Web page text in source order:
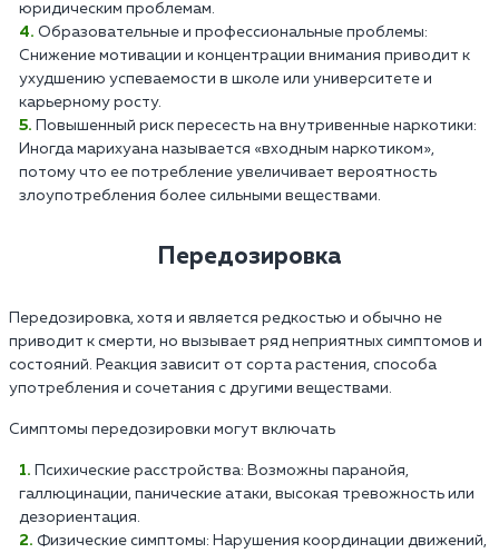
юридическим проблемам.
Образовательные и профессиональные проблемы:
Снижение мотивации и концентрации внимания приводит к
ухудшению успеваемости в школе или университете и
карьерному росту.
Повышенный риск пересесть на внутривенные наркотики:
Иногда марихуана называется «входным наркотиком»,
потому что ее потребление увеличивает вероятность
злоупотребления более сильными веществами.
Передозировка
Передозировка, хотя и является редкостью и обычно не
приводит к смерти, но вызывает ряд неприятных симптомов и
состояний. Реакция зависит от сорта растения, способа
употребления и сочетания с другими веществами.
Симптомы передозировки могут включать
Психические расстройства: Возможны паранойя,
галлюцинации, панические атаки, высокая тревожность или
дезориентация.
Физические симптомы: Нарушения координации движений,